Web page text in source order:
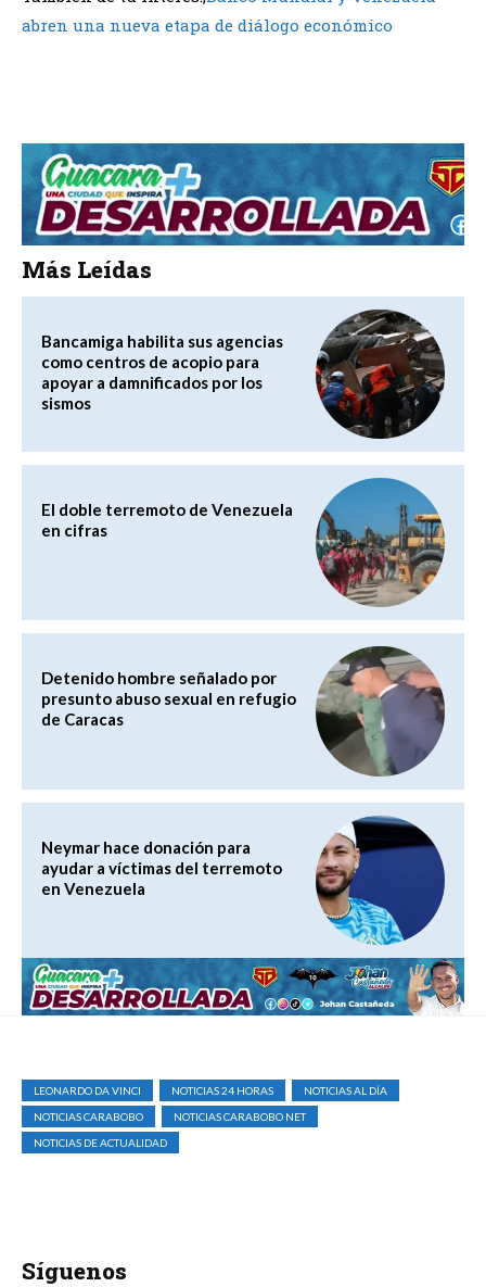
abren una nueva etapa de diálogo económico
Más Leídas
Bancamiga habilita sus agencias
como centros de acopio para
apoyar a damnificados por los
sismos
El doble terremoto de Venezuela
en cifras
Detenido hombre señalado por
presunto abuso sexual en refugio
de Caracas
Neymar hace donación para
ayudar a víctimas del terremoto
en Venezuela
LEONARDO DA VINCI NOTICIAS 24 HORAS
NOTICIAS AL DÍA
NOTICIAS CARABOBO
NOTICIAS CARABOBO NET
NOTICIAS DE ACTUALIDAD
Síguenos